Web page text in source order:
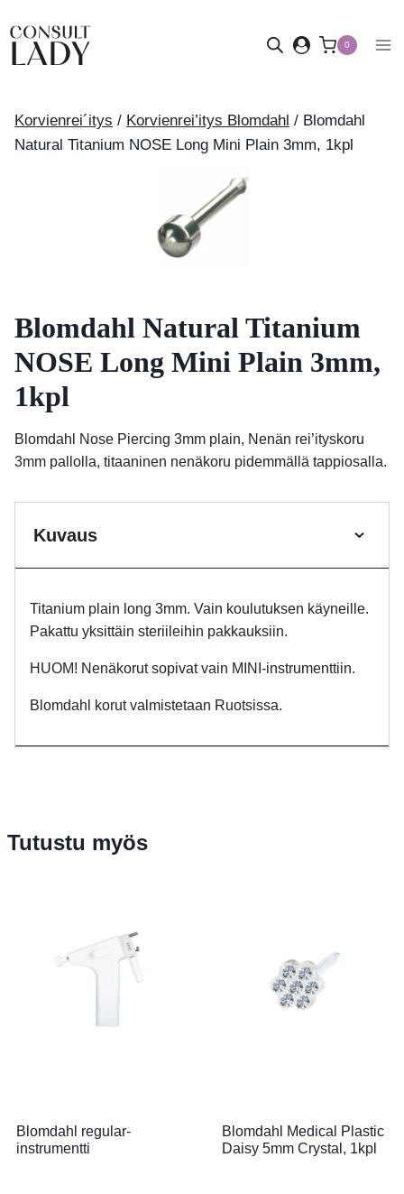
sisältöön
0
Korvienrei´itys / Korvienrei’itys Blomdahl / Blomdahl
Natural Titanium NOSE Long Mini Plain 3mm, 1kpl
Blomdahl Natural Titanium
NOSE Long Mini Plain 3mm,
1kpl
Blomdahl Nose Piercing 3mm plain, Nenän rei’ityskoru
3mm pallolla, titaaninen nenäkoru pidemmällä tappiosalla.
Kuvaus
Titanium plain long 3mm. Vain koulutuksen käyneille.
Pakattu yksittäin steriileihin pakkauksiin.
HUOM! Nenäkorut sopivat vain MINI-instrumenttiin.
Blomdahl korut valmistetaan Ruotsissa.
Tutustu myös
Blomdahl regular-
instrumentti
Blomdahl Medical Plastic
Daisy 5mm Crystal, 1kpl